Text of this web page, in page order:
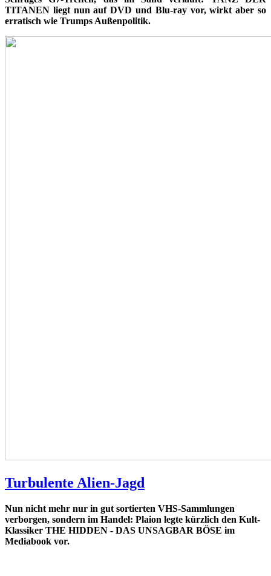
TITANEN liegt nun auf DVD und Blu-ray vor, wirkt aber so
erratisch wie Trumps Außenpolitik.
Turbulente Alien-Jagd
Nun nicht mehr nur in gut sortierten VHS-Sammlungen
verborgen, sondern im Handel: Plaion legte kürzlich den Kult-
Klassiker THE HIDDEN - DAS UNSAGBAR BÖSE im
Mediabook vor.